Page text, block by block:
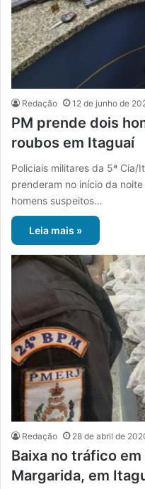
Redação 12 de junho de
PM prende dois
roubos em Itaguaí
Policiais militares da 5ª Cia/
prenderam no início da
homens suspeitos…
Leia mais »
Redação 28 de abril de
Baixa no tráfico
Margarida, em